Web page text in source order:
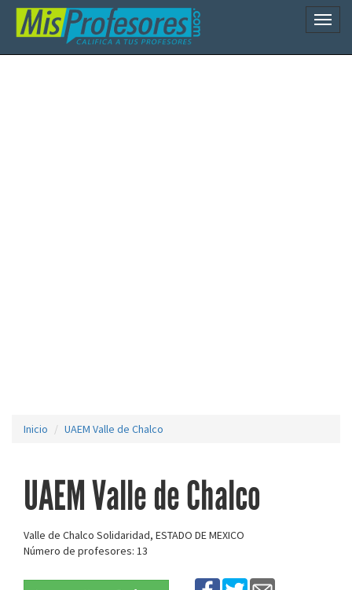
Inicio UAEM Valle de Chalco
UAEM Valle de Chalco
Valle de Chalco Solidaridad, ESTADO DE MEXICO
Número de profesores: 13